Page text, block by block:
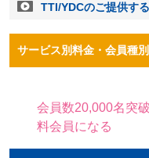
TTI/YDCのご提供す
サービス別料金・会員種
会員数20,000名突
料会員になる